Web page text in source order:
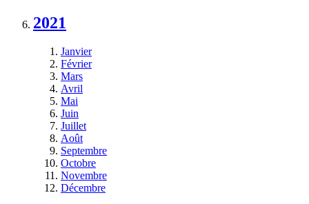
2021
Janvier
Février
Mars
Avril
Mai
Juin
Juillet
Août
Septembre
Octobre
Novembre
Décembre